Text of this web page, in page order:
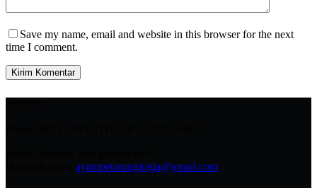
Save my name, email and website in this browser for the next
time I comment.
Kirim Komentar
ayampetarungjogja@gmail.com